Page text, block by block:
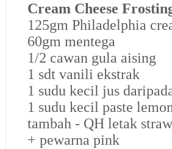
Cream Cheese
125gm Philadelphia
60gm mentega
1/2 cawan gula aising
1 sdt vanili ekstrak
1 sudu kecil jus
1 sudu kecil paste
tambah - QH letak
+ pewarna pink